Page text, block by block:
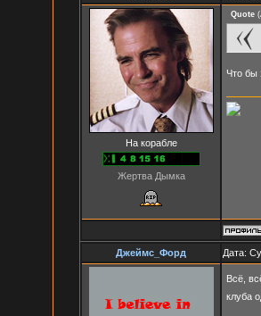
На корабле
Жертва Дымка
Quote (
Что бы
Джеймс_Форд Дата:
Всё,
клуба